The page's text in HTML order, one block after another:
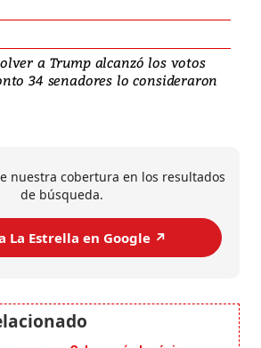
a Trump alcanzó los votos
34 senadores lo consideraron
nuestra cobertura en los resultados
de búsqueda.
La Estrella en Google ↗️